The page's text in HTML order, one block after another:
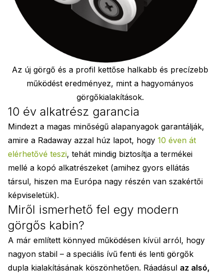
Az új görgő és a profil kettőse halkabb és precízebb
működést eredményez, mint a hagyományos
görgőkialakítások.
10 év alkatrész garancia
Mindezt a magas minőségű alapanyagok garantálják,
amire a Radaway azzal húz lapot, hogy 10 éven át
elérhetővé teszi, tehát mindig biztosítja a termékei
mellé a kopó alkatrészeket (amihez gyors ellátás
társul, hiszen ma Európa nagy részén van szakértői
képviseletük).
Miről ismerhető fel egy modern
görgős kabin?
A már említett könnyed működésen kívül arról, hogy
nagyon stabil – a speciális ívű fenti és lenti görgők
dupla kialakításának köszönhetően. Ráadásul az alsó,